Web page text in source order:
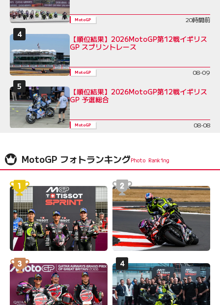
MotoGP 20時間前
【順位結果】2026MotoGP第12戦イギリス
GP スプリントレース
MotoGP 08-09
【順位結果】2026MotoGP第12戦イギリス
GP 予選総合
MotoGP 08-08
MotoGP フォトランキング